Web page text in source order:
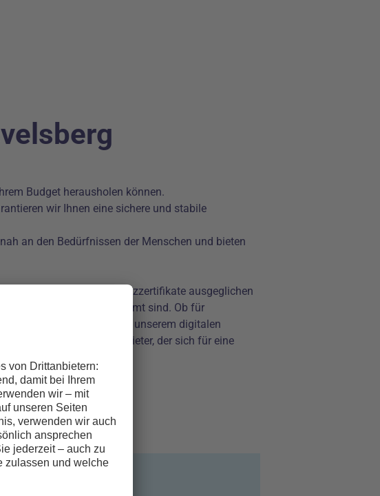
Budget herausholen können.
wir Ihnen eine sichere und stabile
an den Bedürfnissen der Menschen und bieten
anerkannte Klimaschutzzertifikate ausgeglichen
Bedürfnisse abgestimmt sind. Ob für
Energienutzung. Mit unserem digitalen
auf einen regionalen Anbieter, der sich für eine